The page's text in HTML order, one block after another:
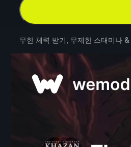
무한 체력 받기, 무제한 스태미나 &